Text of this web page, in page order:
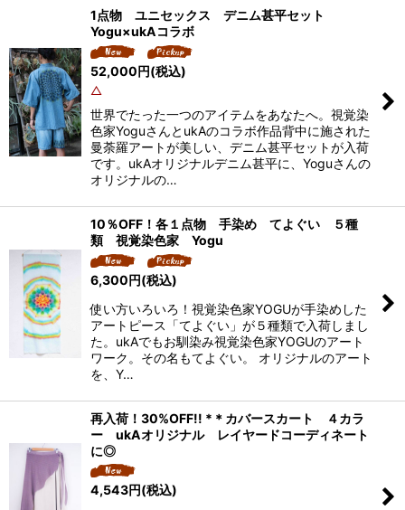
絞り込む
1点物 ユニセックス デニム甚平セット
Yogu×ukAコラボ
52,000円(税込)
△
世界でたった一つのアイテムをあなたへ。視覚染
色家YoguさんとukAのコラボ作品背中に施された
曼荼羅アートが美しい、デニム甚平セットが入荷
です。ukAオリジナルデニム甚平に、Yoguさんの
オリジナルの…
10％OFF！各１点物 手染め てよぐい ５種
類 視覚染色家 Yogu
6,300円(税込)
使い方いろいろ！視覚染色家YOGUが手染めした
アートピース「てよぐい」が５種類で入荷しまし
た。ukAでもお馴染み視覚染色家YOGUのアート
ワーク。その名もてよぐい。 オリジナルのアート
を、Y…
再入荷！30%OFF!! *＊カバースカート ４カラ
ー ukAオリジナル レイヤードコーディネート
に◎
4,543円(税込)